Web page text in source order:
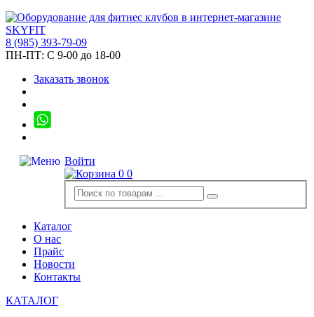
8 (985) 393-79-09
ПН-ПТ: С 9-00 до 18-00
Заказать звонок
Войти
0 0
Каталог
О нас
Прайс
Новости
Контакты
КАТАЛОГ